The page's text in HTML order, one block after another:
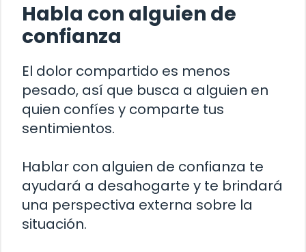
Habla con alguien de
confianza
El dolor compartido es menos
pesado, así que busca a alguien en
quien confíes y comparte tus
sentimientos.
Hablar con alguien de confianza te
ayudará a desahogarte y te brindará
una perspectiva externa sobre la
situación.